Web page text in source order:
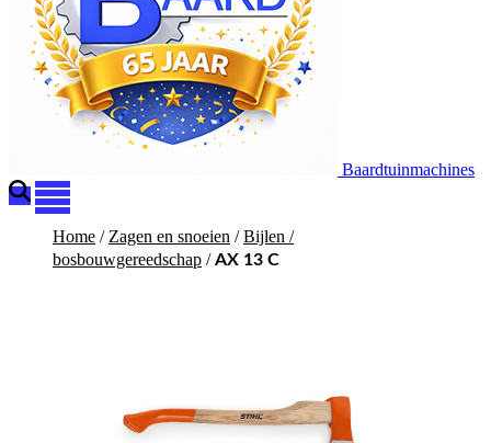
Baardtuinmachines
Home / Zagen en snoeien /Bijlen /
bosbouwgereedschap /AX 13 C